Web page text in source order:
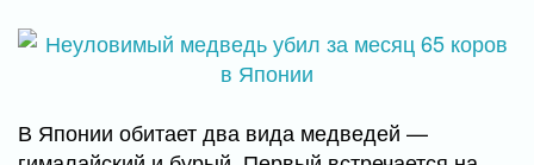
В Японии обитает два вида медведей —